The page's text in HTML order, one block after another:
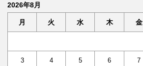
2026年8月
月 火 水 木 金
3 4 5 6 7